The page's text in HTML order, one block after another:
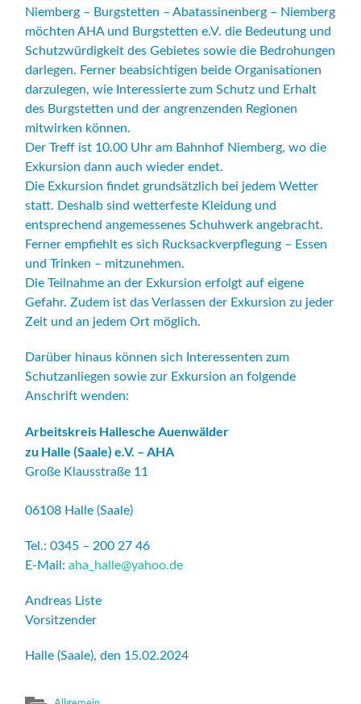
Niemberg – Burgstetten – Abatassinenberg – Niemberg
möchten AHA und Burgstetten e.V. die Bedeutung und
Schutzwürdigkeit des Gebietes sowie die Bedrohungen
darlegen. Ferner beabsichtigen beide Organisationen
darzulegen, wie Interessierte zum Schutz und Erhalt
des Burgstetten und der angrenzenden Regionen
mitwirken können.
Der Treff ist 10.00 Uhr am Bahnhof Niemberg, wo die
Exkursion dann auch wieder endet.
Die Exkursion findet grundsätzlich bei jedem Wetter
statt. Deshalb sind wetterfeste Kleidung und
entsprechend angemessenes Schuhwerk angebracht.
Ferner empfiehlt es sich Rucksackverpflegung – Essen
und Trinken – mitzunehmen.
Die Teilnahme an der Exkursion erfolgt auf eigene
Gefahr. Zudem ist das Verlassen der Exkursion zu jeder
Zeit und an jedem Ort möglich.
Darüber hinaus können sich Interessenten zum
Schutzanliegen sowie zur Exkursion an folgende
Anschrift wenden:
Arbeitskreis Hallesche Auenwälder
zu Halle (Saale) e.V. – AHA
Große Klausstraße 11
06108 Halle (Saale)
Tel.: 0345 – 200 27 46
E-Mail:aha_halle@yahoo.de
Andreas Liste
Vorsitzender
Halle (Saale), den 15.02.2024